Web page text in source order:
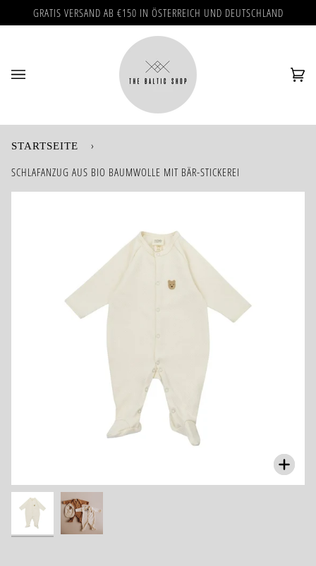
zum
GRATIS VERSAND AB €150 IN ÖSTERREICH UND DEUTSCHLAND
(0)
STARTSEITE
›
SCHLAFANZUG AUS BIO BAUMWOLLE MIT BÄR-STICKEREI